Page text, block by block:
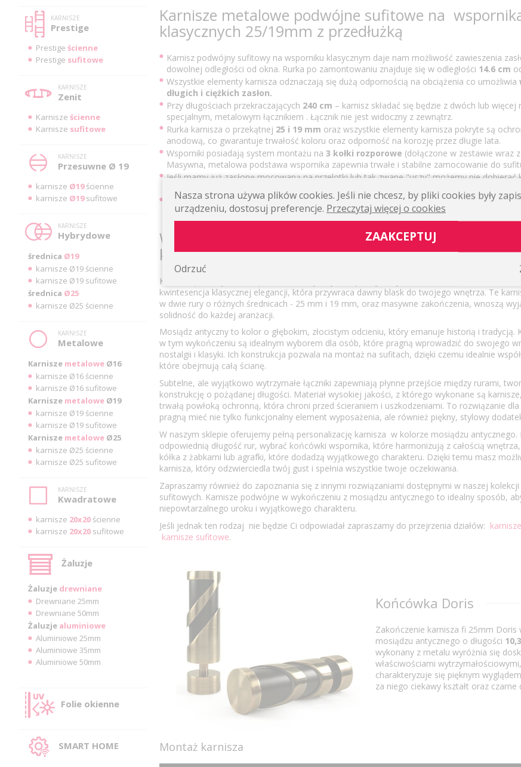
KARNISZE
Prestige
Prestige ścienne
Prestige sufitowe
KARNISZE
Zenit
Karnisze ścienne
Karnisze sufitowe
KARNISZE
Przesuwne Ø 19
karnisze Ø19ścienne
karnisze Ø19sufitowe
KARNISZE
Hybrydowe
średnica Ø19
karnisze Ø19 ścienne
karnisze Ø19 sufitowe
średnica Ø25
karnisze Ø25 ścienne
KARNISZE
Metalowe
Karnisze metalowe Ø16
karnisze Ø16 ścienne
karnisze Ø16 sufitowe
Karnisze metalowe Ø19
karnisze Ø19 ścienne
karnisze Ø19 sufitowe
Karnisze metalowe Ø25
karnisze Ø25 ścienne
karnisze Ø25 sufitowe
KARNISZE
Kwadratowe
karnisze 20x20 ścienne
karnisze 20x20 sufitowe
Żaluzje
Żaluzje drewniane
Drewniane 25mm
Drewniane 50mm
Żaluzje aluminiowe
Aluminiowe 25mm
Aluminiowe 35mm
Aluminiowe 50mm
Folie okienne
SMART HOME
Karnisze metalowe podwójne sufitowe na
klasycznych 25/19mm z przedłużką
Karnisz podwójny sufitowy na wsporniku klasycznym daje nam możliwość zawieszenia
dowolnej odległości od okna. Rurka po zamontowaniu znajduje się w odległości 14.6 cm
Wszystkie elementy karnisza odznaczają się dużą odpornością na obciążenia co umożliwia
długich i ciężkich zasłon.
Przy długościach przekraczających 240 cm – karnisz składać się będzie z dwóch lub więcej
specjalnym, metalowym łącznikiem . Łącznik nie jest widoczny z zewnątrz.
Rurka karnisza o przekątnej 25 i 19 mm oraz wszystkie elementy karnisza pokryte są
anodową, co gwarantuje trwałość koloru oraz odporność na korozję przez długie lata.
Wsporniki posiadają system montażu na 3 kołki rozporowe (dołączone w zestawie wraz
Masywna, metalowa podstawa wspornika zapewnia trwałe i stabilne zamocowanie do
Jeśli mamy już zasłonę mocowaną na przelotki lub tak zwane "uszy" możemy nie dobierać
pozwoli nam nie zamawiać zbędnych elementów.
Możliwość tworzenia karniszy narożnych o dowolnym kącie pojedyńczych i podwójnych
łączników narożnych.
Wygląd karnisza podwójnego sufitowego na
klasycznych
Karnisze podwójne na wspornikach klasycznych w pięknym wykończeniu w kolorze mosiądzu
kwintesencja klasycznej elegancji, która przywraca dawny blask do twojego wnętrza. Te
w dwie rury o różnych średnicach - 25 mm i 19 mm, oraz masywne zakończenia, wnoszą
solidność do każdej aranżacji.
Mosiądz antyczny to kolor o głębokim, złocistym odcieniu, który emanuje historią i tradycją.
w tym wykończeniu są idealnym wyborem dla osób, które pragną wprowadzić do swojego
nostalgii i klasyki. Ich konstrukcja pozwala na montaż na sufitach, dzięki czemu idealnie
które obejmują całą ścianę.
Subtelne, ale wyjątkowo wytrzymałe łączniki zapewniają płynne przejście między rurami,
konstrukcję o pożądanej długości. Materiał wysokiej jakości, z którego wykonane są
trwałą powłoką ochronną, która chroni przed ścieraniem i uszkodzeniami. To rozwiązanie
pragną mieć nie tylko funkcjonalny element wyposażenia, ale również piękny, stylowy
W naszym sklepie oferujemy pełną personalizację karnisza w kolorze mosiądzu antycznego.
odpowiednią długość rur, wybrać końcówki wspornika, które harmonizują z całością
kółka z żabkami lub agrafki, które dodadzą wyjątkowego charakteru. Dzięki temu masz
karnisza, który odzwierciedla twój gust i spełnia wszystkie twoje oczekiwania.
Zapraszamy również do zapoznania się z innymi rozwiązaniami dostępnymi w naszej kolekcji
sufitowych. Karnisze podwójne w wykończeniu z mosiądzu antycznego to idealny sposób,
niepowtarzalnego uroku i wyjątkowego charakteru.
Jeśli jednak ten rodzaj nie będzie Ci odpowiadał zapraszamy do przejrzenia działów:
karnisze sufitowe.
Końcówka Doris
Zakończenie karnisza fi 25mm Doris
mosiądzu antycznego o długości
wykonany z metalu wyróżnia się
właściwościami
charakteryzuje się pięknym
za niego ciekawy kształt oraz czarne
Montaż karnisza
Nasza strona używa plików cookies. Jeśli nie chcesz, by pliki cookies były
urządzeniu, dostosuj preferencje. Przeczytaj więcej o cookies
ZAAKCEPTUJ
Odrzuć